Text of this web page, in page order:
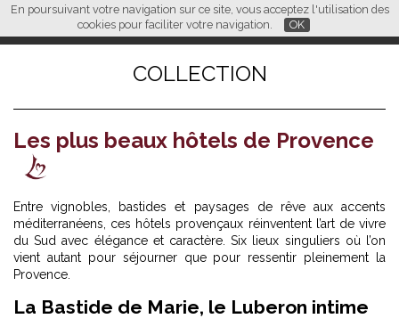
En poursuivant votre navigation sur ce site, vous acceptez l'utilisation des
cookies pour faciliter votre navigation.
OK
FR EN CN
L M
COLLECTION
Les plus beaux hôtels de Provence
Entre vignobles, bastides et paysages de rêve aux accents
méditerranéens, ces hôtels provençaux réinventent l’art de vivre
du Sud avec élégance et caractère. Six lieux singuliers où l’on
vient autant pour séjourner que pour ressentir pleinement la
Provence.
La Bastide de Marie, le Luberon intime